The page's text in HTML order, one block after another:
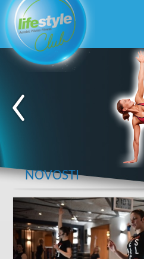
NOVOSTI